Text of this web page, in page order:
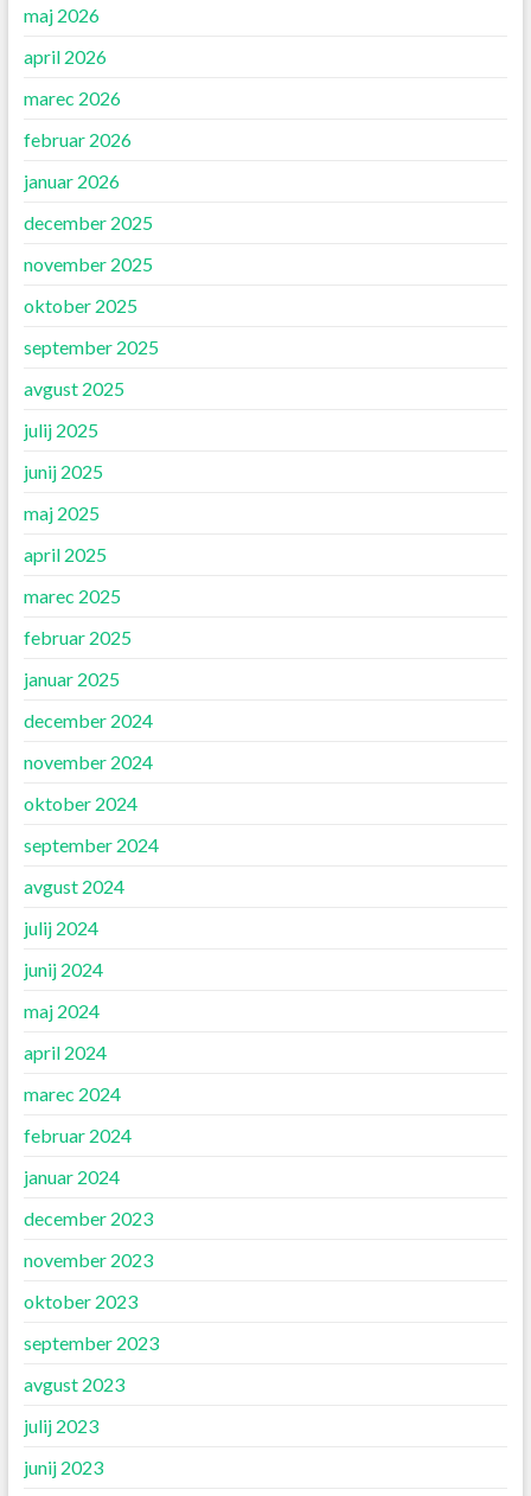
maj 2026
april 2026
marec 2026
februar 2026
januar 2026
december 2025
november 2025
oktober 2025
september 2025
avgust 2025
julij 2025
junij 2025
maj 2025
april 2025
marec 2025
februar 2025
januar 2025
december 2024
november 2024
oktober 2024
september 2024
avgust 2024
julij 2024
junij 2024
maj 2024
april 2024
marec 2024
februar 2024
januar 2024
december 2023
november 2023
oktober 2023
september 2023
avgust 2023
julij 2023
junij 2023